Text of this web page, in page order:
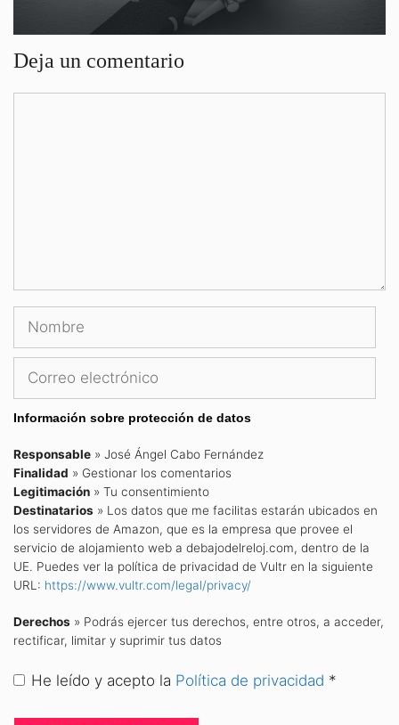
Deja un comentario
Nombre
Correo
Información sobre protección de datos
Responsable » José Ángel Cabo Fernández
Finalidad » Gestionar los comentarios
Legitimación » Tu consentimiento
Destinatarios » Los datos que me facilitas estarán ubicados en
los servidores de Amazon, que es la empresa que provee el
servicio de alojamiento web a debajodelreloj.com, dentro de la
UE. Puedes ver la política de privacidad de Vultr en la siguiente
URL: https://www.vultr.com/legal/privacy/
Derechos » Podrás ejercer tus derechos, entre otros, a acceder,
rectificar, limitar y suprimir tus datos
He leído y acepto la Política de privacidad *